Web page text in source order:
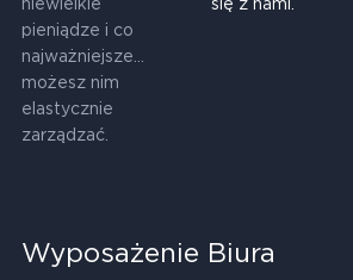
niewielkie
pieniądze i co
najważniejsze...
możesz nim
elastycznie
zarządzać.
się z nami.
Wyposażenie Biura